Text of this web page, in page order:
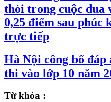
thòi trong cuộc đua
0,25 điểm sau phúc
trực tiếp
Hà Nội công bố
thi vào lớp 10 năm
Từ khóa :